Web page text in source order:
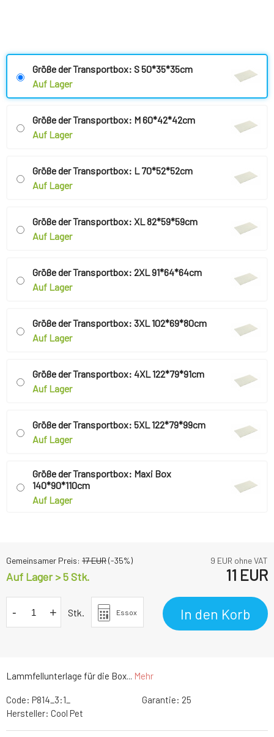
Lammfellunterlage für die Box... Mehr
Größe der Transportbox: S 50*35*35cm
Auf Lager
Größe der Transportbox: M 60*42*42cm
Auf Lager
Größe der Transportbox: L 70*52*52cm
Auf Lager
Größe der Transportbox: XL 82*59*59cm
Auf Lager
Größe der Transportbox: 2XL 91*64*64cm
Auf Lager
Größe der Transportbox: 3XL 102*69*80cm
Auf Lager
Größe der Transportbox: 4XL 122*79*91cm
Auf Lager
Größe der Transportbox: 5XL 122*79*99cm
Auf Lager
Größe der Transportbox: Maxi Box
140*90*110cm
Auf Lager
Gemeinsamer Preis: 17EUR(-35%) 9 EUR ohne VAT
Auf Lager > 5 Stk. 11 EUR
- + Stk. Essox In den Korb
Code: P814_3:1_ Garantie: 25
Hersteller: Cool Pet